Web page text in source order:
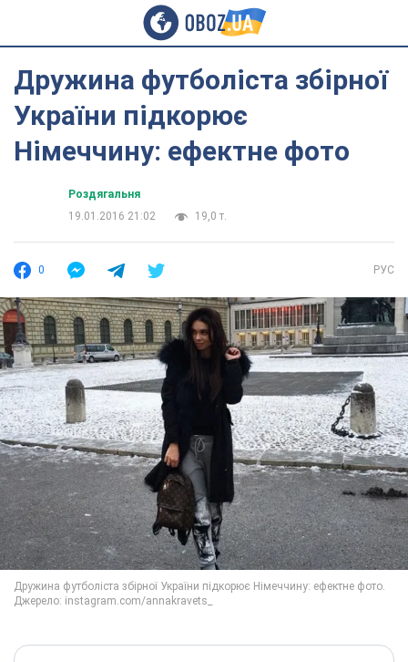
Дружина футболіста збірної
України підкорює
Німеччину: ефектне фото
Роздягальня
19.01.2016 21:02
19,0 т.
0 РУС